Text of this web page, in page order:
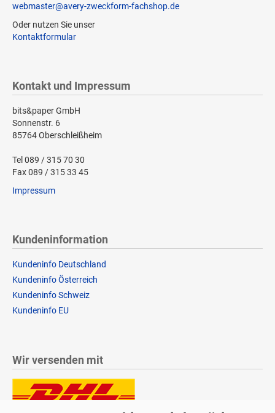
webmaster@avery-zweckform-fachshop.de
Oder nutzen Sie unser
Kontaktformular
Kontakt und Impressum
bits&paper GmbH
Sonnenstr. 6
85764 Oberschleißheim
Tel 089 / 315 70 30
Fax 089 / 315 33 45
Impressum
Kundeninformation
Kundeninfo Deutschland
Kundeninfo Österreich
Kundeninfo Schweiz
Kundeninfo EU
Wir versenden mit